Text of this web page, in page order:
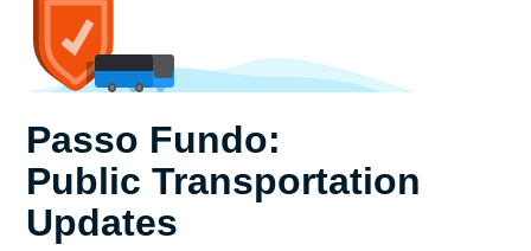
Passo Fundo:
Public Transportation
Updates